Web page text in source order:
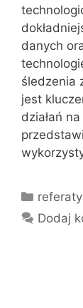
danych
śledzenia
jest
działań
referaty
Dodaj